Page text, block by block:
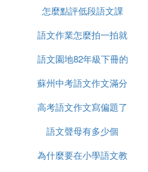
本的教材
人教版。教材也就是我們熟
標准編制的，四川1999年至
的普通書籍，通常按學年或
㈤ 全國各地初中現行
全國各地初中，現行各科目
作文怎麼寫
怎麼點評低段語文課
語文作業怎麼拍一拍就
有答案
語文園地82年級下冊的
筆記怎麼做
蘇州中考語文作文滿分
是多少分
高考語文作文寫偏題了
能得多少分
語文聲母有多少個
為什麼要在小學語文教